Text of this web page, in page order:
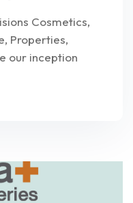
Cosmetics,
Properties,
our inception